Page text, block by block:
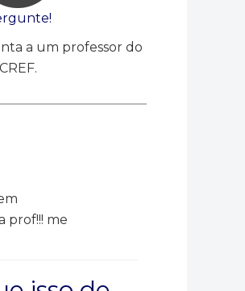
a um professor do
CREF.
prof!!! me